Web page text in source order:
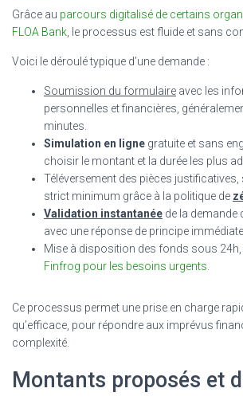
Grâce au parcours digitalisé de certains
FLOA Bank , le processus est fluide et sans
Voici le déroulé typique d’une demande :
Soumission du formulaire avec les
personnelles et financières,
minutes.
Simulation en ligne gratuite et sans
choisir le montant et la durée les plus
Téléversement des pièces justificatives,
strict minimum grâce à la politique de
Validation instantanée de la demande
avec une réponse de principe immédiate.
Mise à disposition des fonds sous
Finfrog pour les besoins urgents
Ce processus permet une prise en charge
qu’efficace, pour répondre aux imprévus
complexité.
Montants proposés et